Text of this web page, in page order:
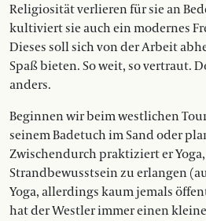
Religiosität verlieren für sie an
kultiviert sie auch ein modernes
Dieses soll sich von der Arbeit
Spaß bieten. So weit, so vertraut.
anders.
Beginnen wir beim westlichen
seinem Badetuch im Sand oder
Zwischendurch praktiziert er
Strandbewusstsein zu erlangen
Yoga, allerdings kaum jemals
hat der Westler immer einen